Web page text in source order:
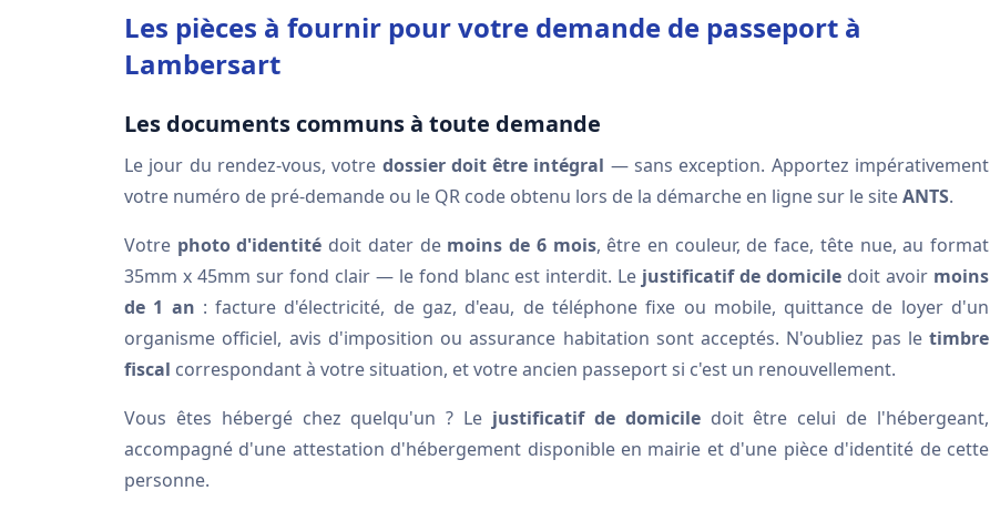
Les pièces à fournir pour votre demande de passeport à
Lambersart
Les documents communs à toute demande
Le jour du rendez-vous, votre dossier doit être intégral — sans exception. Apportez impérativement
votre numéro de pré-demande ou le QR code obtenu lors de la démarche en ligne sur le siteANTS.
Votre photo d'identité doit dater de moins de 6 mois, être en couleur, de face, tête nue, au format
35mm x 45mm sur fond clair — le fond blanc est interdit. Le justificatif de domicile doit avoir moins
de 1 an : facture d'électricité, de gaz, d'eau, de téléphone fixe ou mobile, quittance de loyer d'un
organisme officiel, avis d'imposition ou assurance habitation sont acceptés. N'oubliez pas le timbre
fiscal correspondant à votre situation, et votre ancien passeport si c'est un renouvellement.
Vous êtes hébergé chez quelqu'un ? Le justificatif de domiciledoit être celui de l'hébergeant,
accompagné d'une attestation d'hébergement disponible en mairie et d'une pièce d'identité de cette
personne.